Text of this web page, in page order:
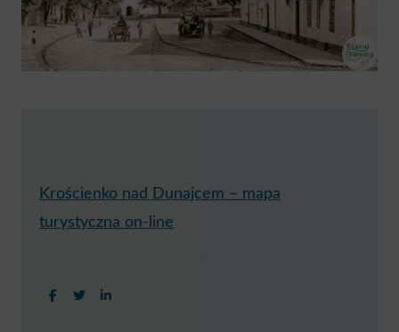
Krościenko nad Dunajcem – mapa
turystyczna on-line